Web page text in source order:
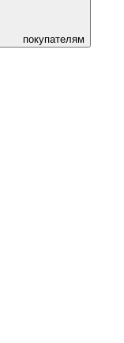
покупателям